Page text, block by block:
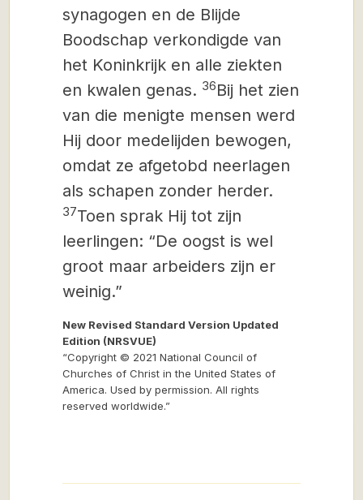
synagogen en de Blijde
Boodschap verkondigde van
het Koninkrijk en alle ziekten
en kwalen genas. 36Bij het zien
van die menigte mensen werd
Hij door medelijden bewogen,
omdat ze afgetobd neerlagen
als schapen zonder herder.
37Toen sprak Hij tot zijn
leerlingen: “De oogst is wel
groot maar arbeiders zijn er
weinig.”
New Revised Standard Version Updated
Edition (NRSVUE)
“Copyright © 2021 National Council of
Churches of Christ in the United States of
America. Used by permission. All rights
reserved worldwide.”